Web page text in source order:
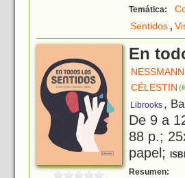
Temática:
Sentidos,
En
CÉLESTIN
Librooks ,
De 9 a
88 p.;
papel;
Resumen: